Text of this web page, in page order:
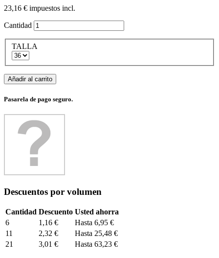
23,16 € impuestos incl.
Cantidad
TALLA
Añadir al carrito
Pasarela de pago seguro.
Descuentos por volumen
Cantidad Descuento Usted ahorra
6
1,16 € Hasta 6,95 €
11
2,32 € Hasta 25,48 €
21
3,01 € Hasta 63,23 €